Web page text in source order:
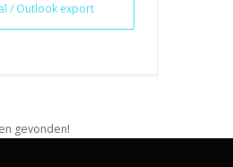
/ Outlook export
gevonden!